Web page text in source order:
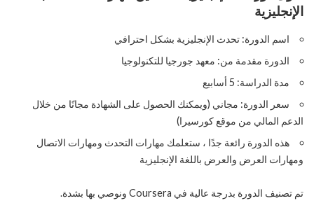
الإنجليزية
اسم الدورة: تحدث الإنجليزية بشكل احترافي
الدورة مقدمة من: معهد جورجيا للتكنولوجيا
مدة الدراسة: 5 أسابيع
سعر الدورة: مجاني (ويمكنك الحصول على الشهادة مجانًا من خلال
الدعم المالي من موقع كورسيرا)
هذه الدورة رائعة جدًا ، ستعلمك مهارات التحدث ومهارات الاتصال
ومهارات العرض والعرض باللغة الإنجليزية
تم تصنيف الدورة بدرجة عالية في Coursera ونوصي بها بشدة.